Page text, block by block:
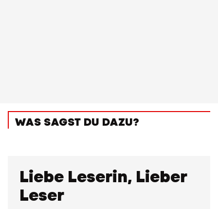
WAS SAGST DU DAZU?
Liebe Leserin, Lieber
Leser